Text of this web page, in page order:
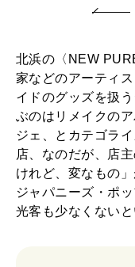
北浜の〈NEW
家などのアーティ
イドのグッズを扱
ぶのはリメイクの
ジェ、とカテゴラ
店、なのだが、店
けれど、変なもの
ジャパニーズ・ポ
光客も少なくない